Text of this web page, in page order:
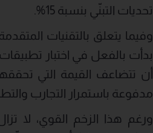
تحديات التبنّي بنسبة 15%.
مدفوعة باستمرار التجارب
ورغم هذا الزخم القوي، لا